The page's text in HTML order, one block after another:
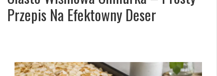
Przepis Na Efektowny Deser